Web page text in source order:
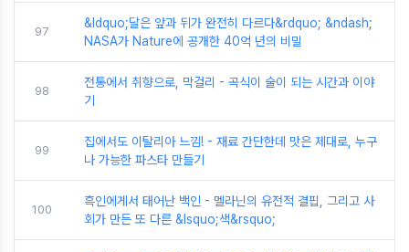
97
&ldquo;달은 앞과 뒤가 완전히 다르다&rdquo; &ndash;
NASA가 Nature에 공개한 40억 년의 비밀
98
전통에서 취향으로, 막걸리 - 곡식이 술이 되는 시간과 이야
기
99
집에서도 이탈리아 느낌! - 재료 간단한데 맛은 제대로, 누구
나 가능한 파스타 만들기
100
흑인에게서 태어난 백인 - 멜라닌의 유전적 결핍, 그리고 사
회가 만든 또 다른 &lsquo;색&rsquo;